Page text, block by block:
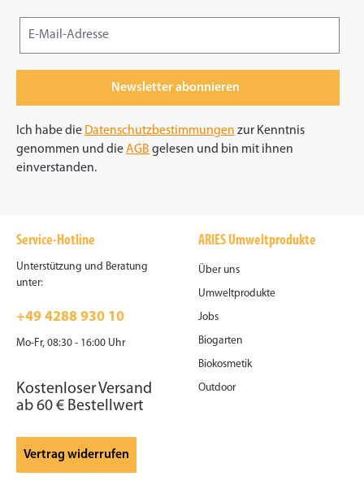
Newsletter abonnieren
Ich habe die Datenschutzbestimmungen zur Kenntnis
genommen und dieAGB gelesen und bin mit ihnen
einverstanden.
Service-Hotline
Unterstützung und Beratung
unter:
+49 4288 930 10
Mo-Fr, 08:30 - 16:00 Uhr
Kostenloser Versand
ab 60 € Bestellwert
Vertrag widerrufen
ARIES Umweltprodukte
Über uns
Umweltprodukte
Jobs
Biogarten
Biokosmetik
Outdoor